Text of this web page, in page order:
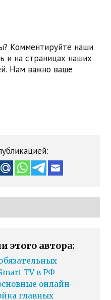
Комментируйте наши
и на страницах наших
Нам важно ваше
этого автора:
TV в РФ
онлайн-
главных